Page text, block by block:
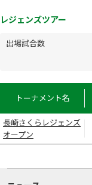
レジェンズツアー
出場試合数
トーナメント名
長崎さくらレジェンズ
オープン